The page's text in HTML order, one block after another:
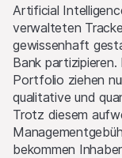
Artificial
verwalteten
gewissenhaft
Bank
Portfolio ziehen
qualitative und
Trotz diesem
bekommen
Website als
kaufen oder
gleichzeitig auf der
aktiv sein. Die
Emittentin und/
beauftragter
beeinflussen und
relevante Barrier
wird.